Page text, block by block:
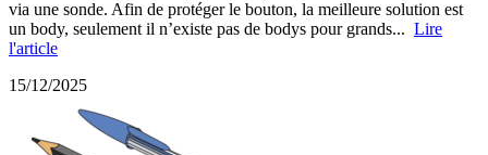
via une sonde. Afin de protéger le bouton, la meilleure solution est
un body, seulement il n’existe pas de bodys pour grands... Lire
l'article
15/12/2025